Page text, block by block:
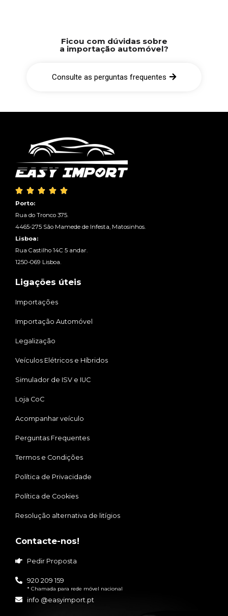
Ficou com dúvidas sobre
a importação automóvel?
Consulte as perguntas frequentes
    
Porto:
Rua do Tronco 375.
4465-275 São Mamede de Infesta, Matosinhos.
Lisboa:
Rua Castilho 14C 5 andar.
1250-069 Lisboa.
Ligações úteis
Importações
Importação Automóvel
Legalização
Veículos Elétricos e Híbridos
Simulador de ISV e IUC
Loja CoC
Acompanhar veículo
Perguntas Frequentes
Termos e Condições
Política de Privacidade
Política de Cookies
Resolução alternativa de litígios
Contacte-nos!
Pedir Proposta
920 209 159
* Chamada para rede móvel nacional
info @easyimport.pt